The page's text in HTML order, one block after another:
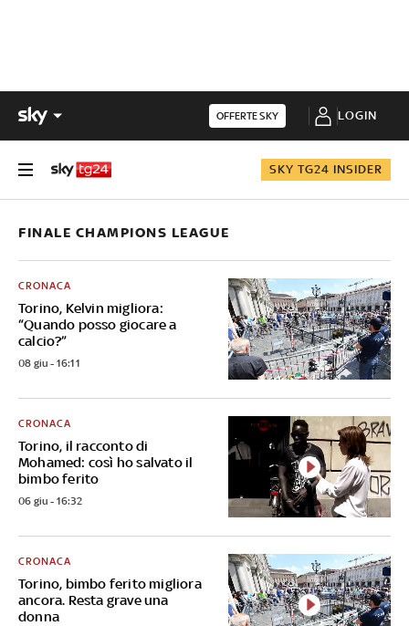
OFFERTE SKY LOGIN
SKY TG24 INSIDER
FINALE CHAMPIONS LEAGUE
Torino, Kelvin migliora:
“Quando posso giocare a
calcio?”
CRONACA
08 giu - 16:11
Torino, il racconto di
Mohamed: così ho salvato il
bimbo ferito
CRONACA
06 giu - 16:32
Torino, bimbo ferito migliora
ancora. Resta grave una
donna
CRONACA